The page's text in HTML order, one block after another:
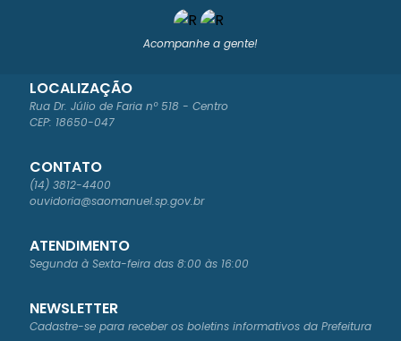
Acompanhe a gente!
LOCALIZAÇÃO
Rua Dr. Júlio de Faria nº 518 - Centro
CEP: 18650-047
CONTATO
(14) 3812-4400
ouvidoria@saomanuel.sp.gov.br
ATENDIMENTO
Segunda à Sexta-feira das 8:00 às 16:00
NEWSLETTER
Cadastre-se para receber os boletins informativos da Prefeitura